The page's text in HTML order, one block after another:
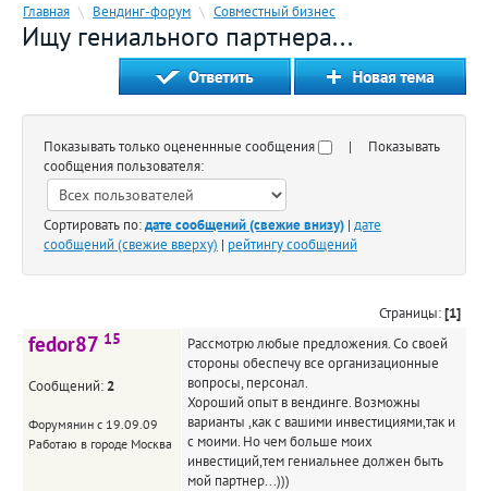
Главная \ Вендинг-форум \ Совместный бизнес
Ищу гениального партнера...
Показывать только оцененнные сообщения
| Показывать
сообщения пользователя:
Сортировать по:дате сообщений (свежие внизу) | дате
сообщений (свежие вверху) | рейтингу сообщений
Страницы:[1]
fedor87 15
Сообщений: 2
Форумянин с 19.09.09
Работаю в городе Москва
Рассмотрю любые предложения. Со своей
стороны обеспечу все организационные
вопросы, персонал.
Хороший опыт в вендинге. Возможны
варианты ,как с вашими инвестициями,так и
с моими. Но чем больше моих
инвестиций,тем гениальнее должен быть
мой партнер...)))